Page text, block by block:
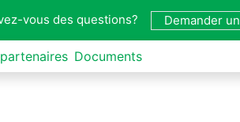
vous des questions? Demander
Documents